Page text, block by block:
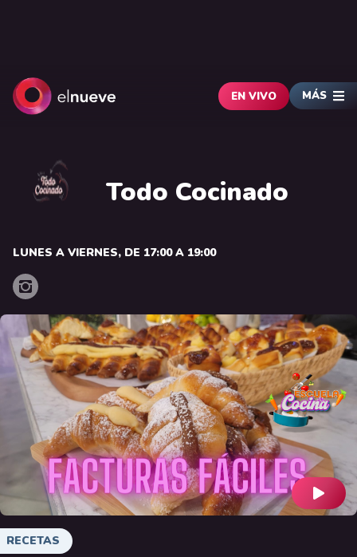
EN VIVO MÁS
Todo Cocinado
LUNES A VIERNES, DE 17:00 A 19:00
RECETAS